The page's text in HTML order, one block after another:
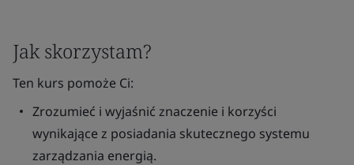
Jak skorzystam?
Ten kurs pomoże Ci:
Zrozumieć i wyjaśnić znaczenie i korzyści
wynikające z posiadania skutecznego systemu
zarządzania energią.